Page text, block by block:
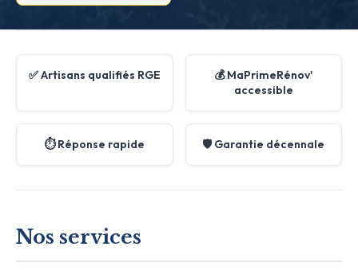
✅ Artisans qualifiés RGE
💰 MaPrimeRénov'
accessible
⏱️ Réponse rapide 🛡️ Garantie décennale
Nos services